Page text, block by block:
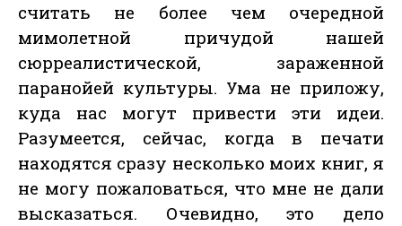
считать не более чем очередной
мимолетной причудой нашей
сюрреалистической, зараженной
паранойей культуры. Ума не приложу,
куда нас могут привести эти идеи.
Разумеется, сейчас, когда в печати
находятся сразу несколько моих книг, я
не могу пожаловаться, что мне не дали
высказаться. Очевидно, это дело